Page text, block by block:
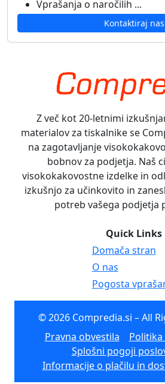
Vprašanja o naročilih ...
Kontaktiraj nas
Z več kot 20-letnimi
materialov za tiskalnike se
na zagotavljanje
bobnov za podjetja. Naš
visokokakovostne izdelke in
izkušnjo za učinkovito in
potreb vašega podjetja
Quick Links
Domača stran
O nas
Pogosta
© 2026 Compredia.si – All
Pravna obvestila
Splošni pogoji
Informacije o plačilu in